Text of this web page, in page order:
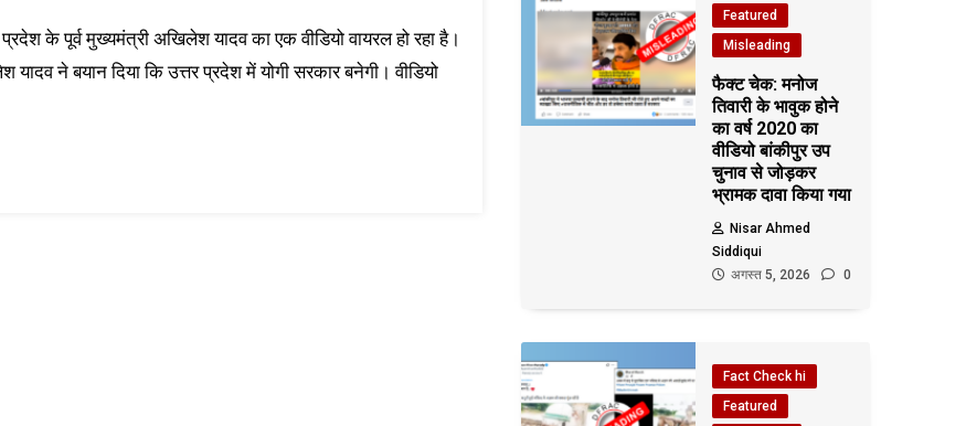
प्रदेश के पूर्व मुख्यमंत्री अखिलेश यादव का एक वीडियो वायरल हो रहा है।
ने बयान दिया कि उत्तर प्रदेश में योगी सरकार बनेगी। वीडियो
Featured
Misleading
फैक्ट चेक: मनोज
तिवारी के भावुक होने
का वर्ष 2020 का
वीडियो बांकीपुर उप
चुनाव से जोड़कर
भ्रामक दावा किया गया
Nisar Ahmed
Siddiqui
अगस्त 5, 2026
0
Fact Check hi
Featured